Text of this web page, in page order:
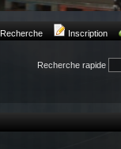
Recherche Inscription
Recherche rapide